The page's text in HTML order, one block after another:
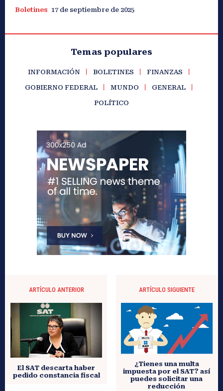
Boletines 17 de septiembre de 2025
Temas populares
INFORMACIÓN BOLETINES FINANZAS
GOBIERNO FEDERAL MUNDO GENERAL
POLÍTICO
ARTÍCULO ANTERIOR
El SAT descarta haber
pedido constancia fiscal
ARTÍCULO SIGUIENTE
¿Tienes una multa
impuesta por el SAT? así
puedes solicitar una
reducción